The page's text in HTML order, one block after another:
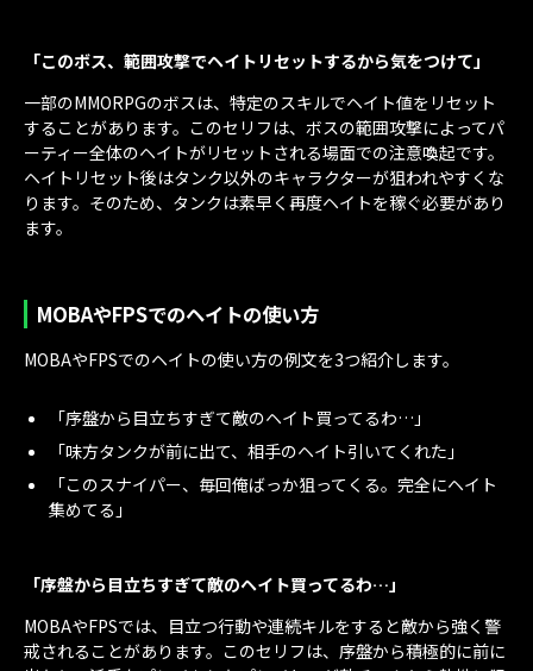
「このボス、範囲攻撃でヘイトリセットするから気をつけて」
一部のMMORPGのボスは、特定のスキルでヘイト値をリセット
することがあります。このセリフは、ボスの範囲攻撃によってパ
ーティー全体のヘイトがリセットされる場面での注意喚起です。
ヘイトリセット後はタンク以外のキャラクターが狙われやすくな
ります。そのため、タンクは素早く再度ヘイトを稼ぐ必要があり
ます。
MOBAやFPSでのヘイトの使い方
MOBAやFPSでのヘイトの使い方の例文を3つ紹介します。
「序盤から目立ちすぎて敵のヘイト買ってるわ…」
「味方タンクが前に出て、相手のヘイト引いてくれた」
「このスナイパー、毎回俺ばっか狙ってくる。完全にヘイト
集めてる」
「序盤から目立ちすぎて敵のヘイト買ってるわ…」
MOBAやFPSでは、目立つ行動や連続キルをすると敵から強く警
戒されることがあります。このセリフは、序盤から積極的に前に